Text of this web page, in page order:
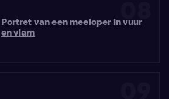
Portret van een meeloper in vuur
en vlam